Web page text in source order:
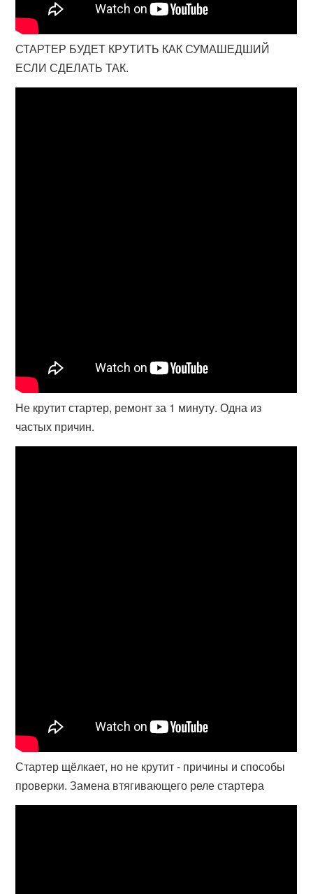
СТАРТЕР БУДЕТ КРУТИТЬ КАК СУМАШЕДШИЙ
ЕСЛИ СДЕЛАТЬ ТАК.
Не крутит стартер, ремонт за 1 минуту. Одна из
частых причин.
Стартер щёлкает, но не крутит - причины и способы
проверки. Замена втягивающего реле стартера